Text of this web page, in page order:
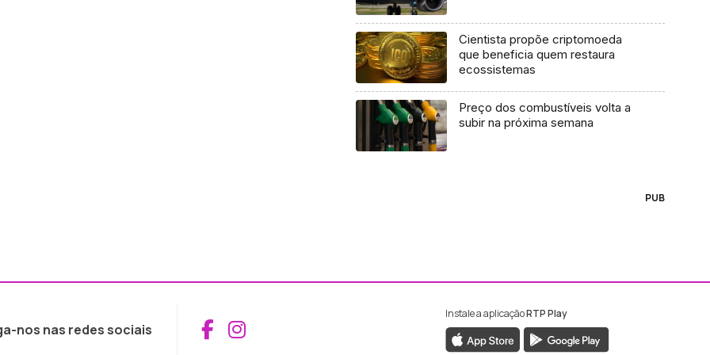
Cientista propõe criptomoeda
que beneficia quem restaura
ecossistemas
Preço dos combustíveis volta a
subir na próxima semana
PUB
nos nas redes sociais Aceder ao Facebook da RTP Madeira
Aceder ao Instagram da RTP Madeira
Instale a aplicaçãoRTP Play